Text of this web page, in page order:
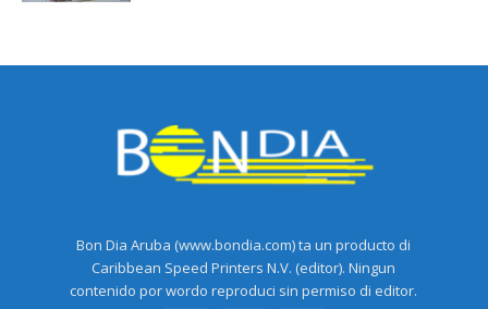
Bon Dia Aruba (www.bondia.com) ta un producto di
Caribbean Speed Printers N.V. (editor). Ningun
contenido por wordo reproduci sin permiso di editor.